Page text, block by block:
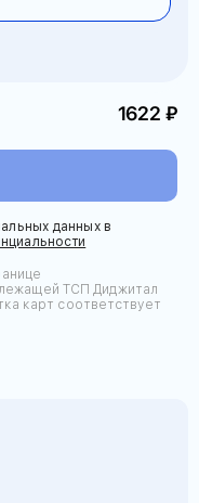
1622
данных в
ТСП Диджитал
карт соответствует